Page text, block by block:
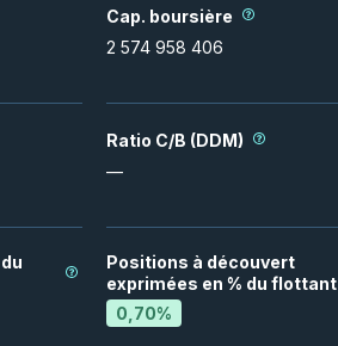
Cap. boursière
2 574 958 406
Ratio C/B (DDM)
—
Positions à découvert
exprimées en % du flottant
0,70%